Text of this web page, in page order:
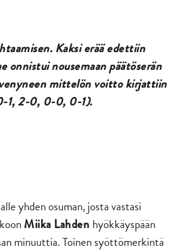
Kaksi erää edettiin
onnistui nousemaan päätöserän
mittelön voitto kirjattiin
1, 2-0, 0-0, 0-1).
yhden osuman, josta vastasi
Miika Lahden hyökkäyspään
minuuttia. Toinen syöttömerkintä